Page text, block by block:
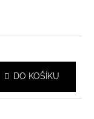
DO KOŠÍKU